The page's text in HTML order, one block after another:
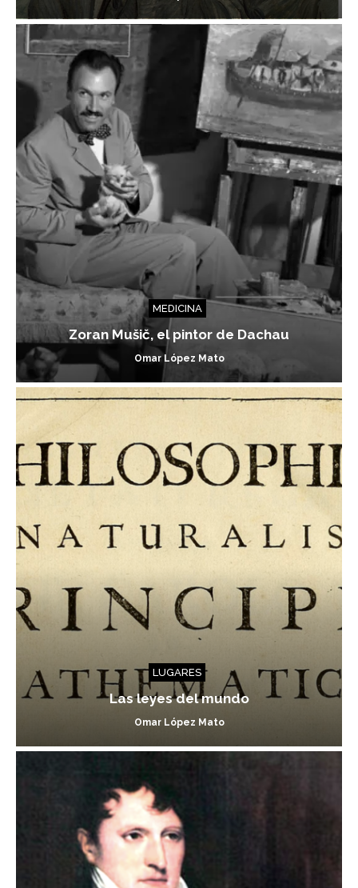
MEDICINA
Zoran Mušič, el pintor de Dachau
Omar López Mato
LUGARES
Las leyes del mundo
Omar López Mato